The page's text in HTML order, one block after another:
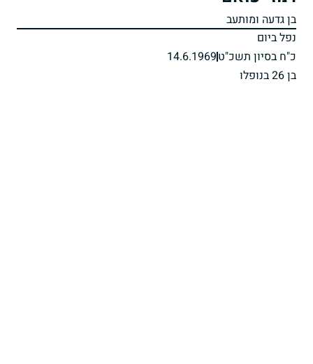
בן גדעה ומותעב
נפל ביום
כ"ח בסיון תשכ"ט14.6.1969
בן 26 בנופלו